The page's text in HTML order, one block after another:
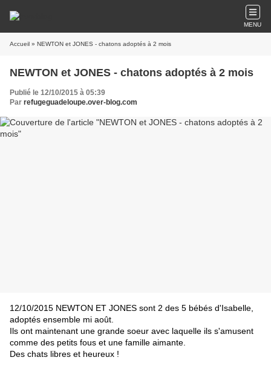
MENU
Accueil » NEWTON et JONES - chatons adoptés à 2 mois
NEWTON et JONES - chatons adoptés à 2 mois
Publié le 12/10/2015 à 05:39
Par refugeguadeloupe.over-blog.com
12/10/2015 NEWTON ET JONES sont 2 des 5 bébés d'Isabelle,
adoptés ensemble mi août.
Ils ont maintenant une grande soeur avec laquelle ils s'amusent
comme des petits fous et une famille aimante.
Des chats libres et heureux !